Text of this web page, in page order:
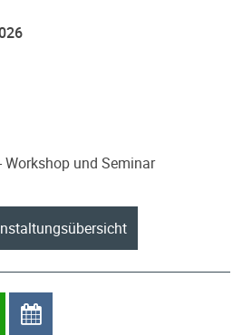
und Seminar
teilen
im Kalender speichern